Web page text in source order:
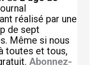
réalisé par une
de sept
Même si nous
toutes et tous,
Abonnez-